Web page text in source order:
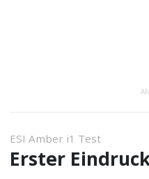
ESI Amber i1 Test
Erster